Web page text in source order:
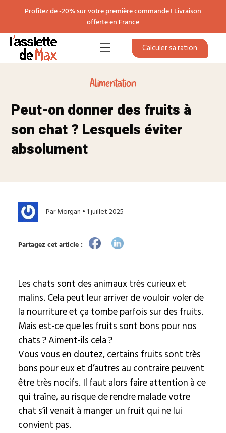
Profitez de -20% sur votre première commande ! Livraison
offerte en France
Calculer sa ration
Alimentation
Peut-on donner des fruits à
son chat ? Lesquels éviter
absolument
Par Morgan • 1 juillet 2025
Partagez cet article :
Les chats sont des animaux très curieux et
malins. Cela peut leur arriver de vouloir voler de
la nourriture et ça tombe parfois sur des fruits.
Mais est-ce que les fruits sont bons pour nos
chats ? Aiment-ils cela ?
Vous vous en doutez, certains fruits sont très
bons pour eux et d’autres au contraire peuvent
être très nocifs. Il faut alors faire attention à ce
qui traîne, au risque de rendre malade votre
chat s’il venait à manger un fruit qui ne lui
convient pas.